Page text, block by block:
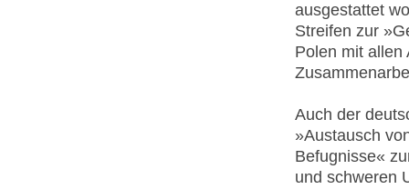
ausgestattet
Streifen zur
Polen mit allen
Auch der
»Austausch
Befugnisse«
und schweren